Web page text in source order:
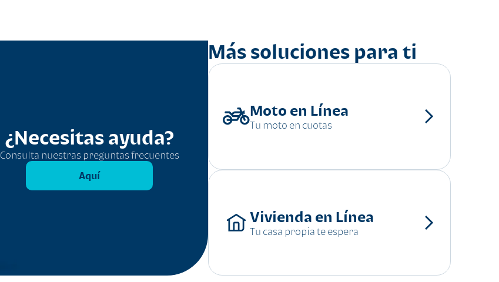
¿Necesitas ayuda?
Consulta nuestras preguntas frecuentes
Aquí
Más soluciones para ti
Moto en Línea
Tu moto en cuotas
Vivienda en Línea
Tu casa propia te espera